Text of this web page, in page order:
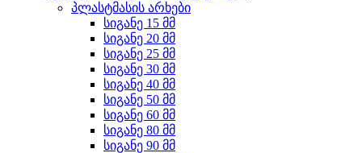
პლასტმასის არხები
სიგანე 15 მმ
სიგანე 20 მმ
სიგანე 25 მმ
სიგანე 30 მმ
სიგანე 40 მმ
სიგანე 50 მმ
სიგანე 60 მმ
სიგანე 80 მმ
სიგანე 90 მმ